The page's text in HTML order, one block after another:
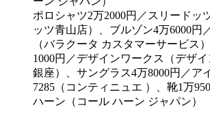
ポロシャツ2万2000円／スリードッ
ッツ青山店）、ブルゾン4万6000円
（バラクータ カスタマーサービス
1000円／デザインワークス（デザ
銀座）、サングラス4万8000円／ア
7285（コンティニュエ ）、靴1万
ハーン（コール ハーン ジャパン）